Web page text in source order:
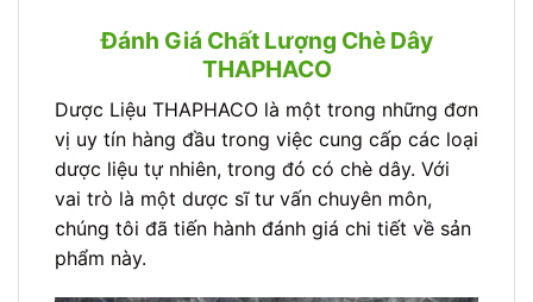
Đánh Giá Chất Lượng Chè Dây
THAPHACO
Dược Liệu THAPHACO là một trong những đơn
vị uy tín hàng đầu trong việc cung cấp các loại
dược liệu tự nhiên, trong đó có chè dây. Với
vai trò là một dược sĩ tư vấn chuyên môn,
chúng tôi đã tiến hành đánh giá chi tiết về sản
phẩm này.